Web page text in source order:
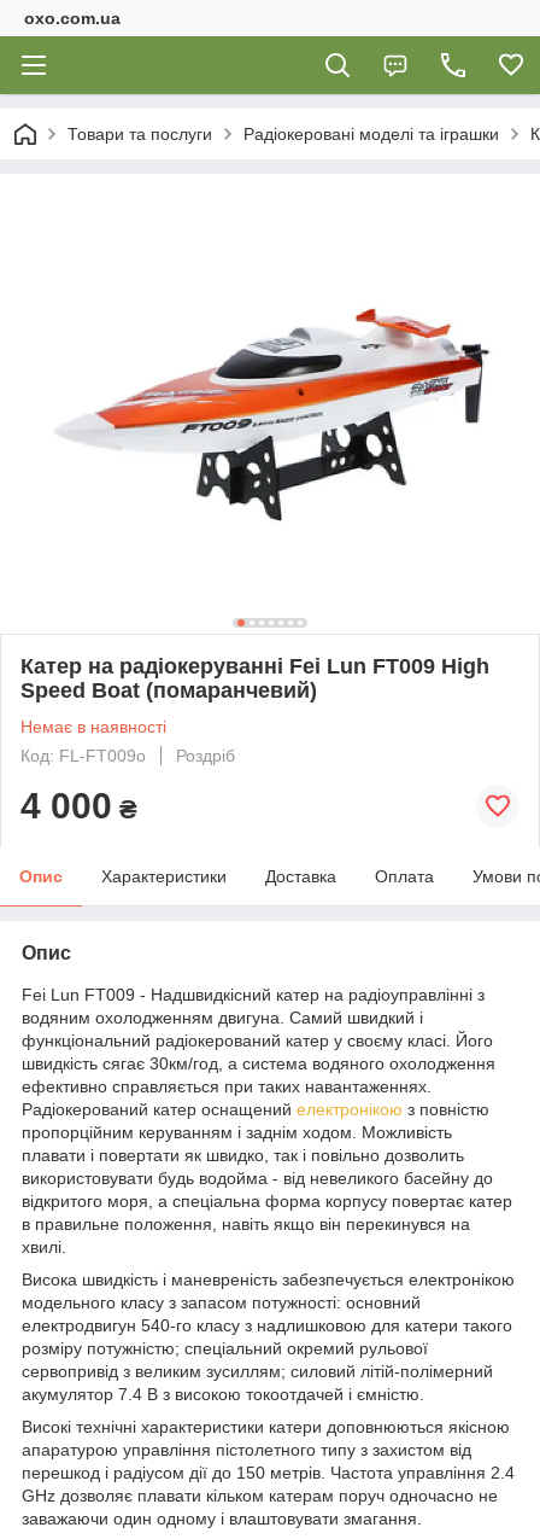
oxo.com.ua
Товари та послуги Радіокеровані моделі та іграшки
Катер на радіокеруванні Fei Lun FT009 High
Speed Boat (помаранчевий)
Немає в наявності
Код: FL-FT009o
Роздріб
4 000 ₴
Опис Характеристики Доставка Оплата Умови
Опис
Fei Lun FT009 - Надшвидкісний катер на радіоуправлінні з
водяним охолодженням двигуна. Самий швидкий і
функціональний радіокерований катер у своєму класі. Його
швидкість сягає 30км/год, а система водяного охолодження
ефективно справляється при таких навантаженнях.
Радіокерований катер оснащений електронікою з повністю
пропорційним керуванням і заднім ходом. Можливість
плавати і повертати як швидко, так і повільно дозволить
використовувати будь водойма - від невеликого басейну до
відкритого моря, а спеціальна форма корпусу повертає катер
в правильне положення, навіть якщо він перекинувся на
хвилі.
Висока швидкість і маневреність забезпечується електронікою
модельного класу з запасом потужності: основний
електродвигун 540-го класу з надлишковою для катери такого
розміру потужністю; спеціальний окремий рульової
сервопривід з великим зусиллям; силовий літій-полімерний
акумулятор 7.4 В з високою токоотдачей і ємністю.
Високі технічні характеристики катери доповнюються якісною
апаратурою управління пістолетного типу з захистом від
перешкод і радіусом дії до 150 метрів. Частота управління 2.4
GHz дозволяє плавати кільком катерам поруч одночасно не
заважаючи один одному і влаштовувати змагання.